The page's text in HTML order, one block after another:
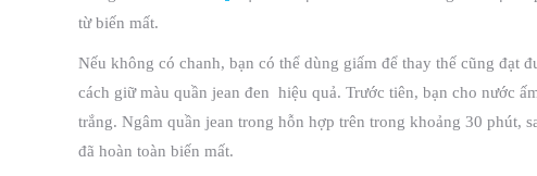
từ biến mất.
Nếu không có chanh, bạn có thể dùng giấm để thay thế cũng đạt
cách giữ màu quần jean đen hiệu quả. Trước tiên, bạn cho nước
trắng. Ngâm quần jean trong hỗn hợp trên trong khoảng 30 phút,
đã hoàn toàn biến mất.